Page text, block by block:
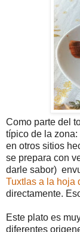
Como parte del
típico de la
en otros sitios
se prepara con
darle sabor)
Tuxtlas a la hoja
directamente.
Este plato es
diferentes